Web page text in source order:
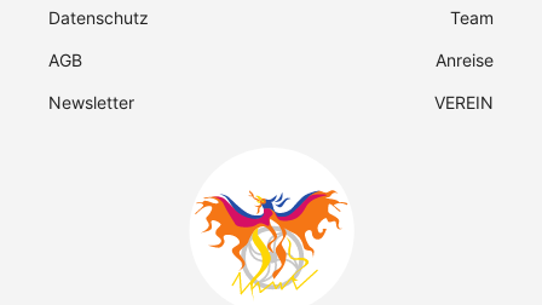
Datenschutz
AGB
Newsletter
Team
Anreise
VEREIN